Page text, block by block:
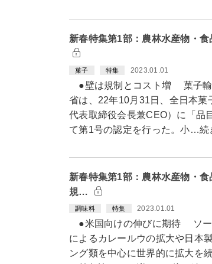
新春特集第1部：農林水産物・
菓子 特集 2023.01.01
●壁は規制とコスト増 菓子輸
省は、22年10月31日、全日本菓
代表取締役会長兼CEO）に「品
て第1号の認定を行った。小…続
新春特集第1部：農林水産物・
規…
調味料 特集 2023.01.01
●米国向けの伸びに期待 ソー
によるカレールウの拡大や日本
ング類を中心に世界的に拡大を